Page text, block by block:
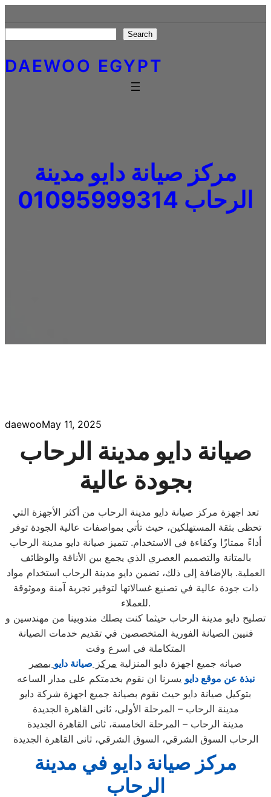
to
content
Search
DAEWOO EGYPT
مركز صيانة دايو مدينة
الرحاب 01095999314
daewooMay 11, 2025
صيانة دايو مدينة الرحاب
بجودة عالية
تعد اجهزة مركز صيانة دايو مدينة الرحاب من أكثر الأجهزة التي
تحظى بثقة المستهلكين، حيث تأتي بمواصفات عالية الجودة توفر
أداءً ممتازًا وكفاءة في الاستخدام. تتميز صيانة دايو مدينة الرحاب
بالمتانة والتصميم العصري الذي يجمع بين الأناقة والوظائف
العملية. بالإضافة إلى ذلك، تضمن دايو مدينة الرحاب استخدام مواد
ذات جودة عالية في تصنيع غسالاتها لتوفير تجربة آمنة وموثوقة
للعملاء.
تصليح دايو مدينة الرحاب حيثما كنت يصلك مندوبينا من مهندسين و
فنيين الصيانة الفورية المتخصصين في تقديم خدمات الصيانة
المتكاملة في اسرع وقت
صيانه جميع اجهزة دايو المنزلية مركز صيانة دايو بمصر
نبذة عن موقع دايو يسرنا ان نقوم بخدمتكم على مدار الساعه
بتوكيل صيانة دايو حيث نقوم بصيانة جميع اجهزة شركة دايو
مدينة الرحاب – المرحلة الأولى، ثانى القاهرة الجديدة
مدينة الرحاب – المرحلة الخامسة، ثانى القاهرة الجديدة
الرحاب السوق الشرقي، السوق الشرقي، ثانى القاهرة الجديدة
مركز صيانة دايو في مدينة
الرحاب